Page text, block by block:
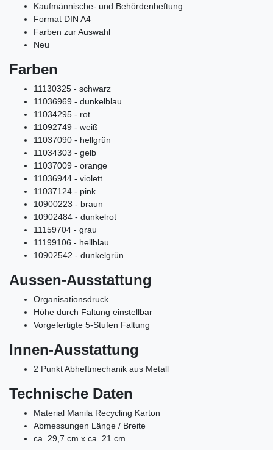
Kaufmännische- und Behördenheftung
Format DIN A4
Farben zur Auswahl
Neu
Farben
11130325 - schwarz
11036969 - dunkelblau
11034295 - rot
11092749 - weiß
11037090 - hellgrün
11034303 - gelb
11037009 - orange
11036944 - violett
11037124 - pink
10900223 - braun
10902484 - dunkelrot
11159704 - grau
11199106 - hellblau
10902542 - dunkelgrün
Aussen-Ausstattung
Organisationsdruck
Höhe durch Faltung einstellbar
Vorgefertigte 5-Stufen Faltung
Innen-Ausstattung
2 Punkt Abheftmechanik aus Metall
Technische Daten
Material Manila Recycling Karton
Abmessungen Länge / Breite
ca. 29,7 cm x ca. 21 cm